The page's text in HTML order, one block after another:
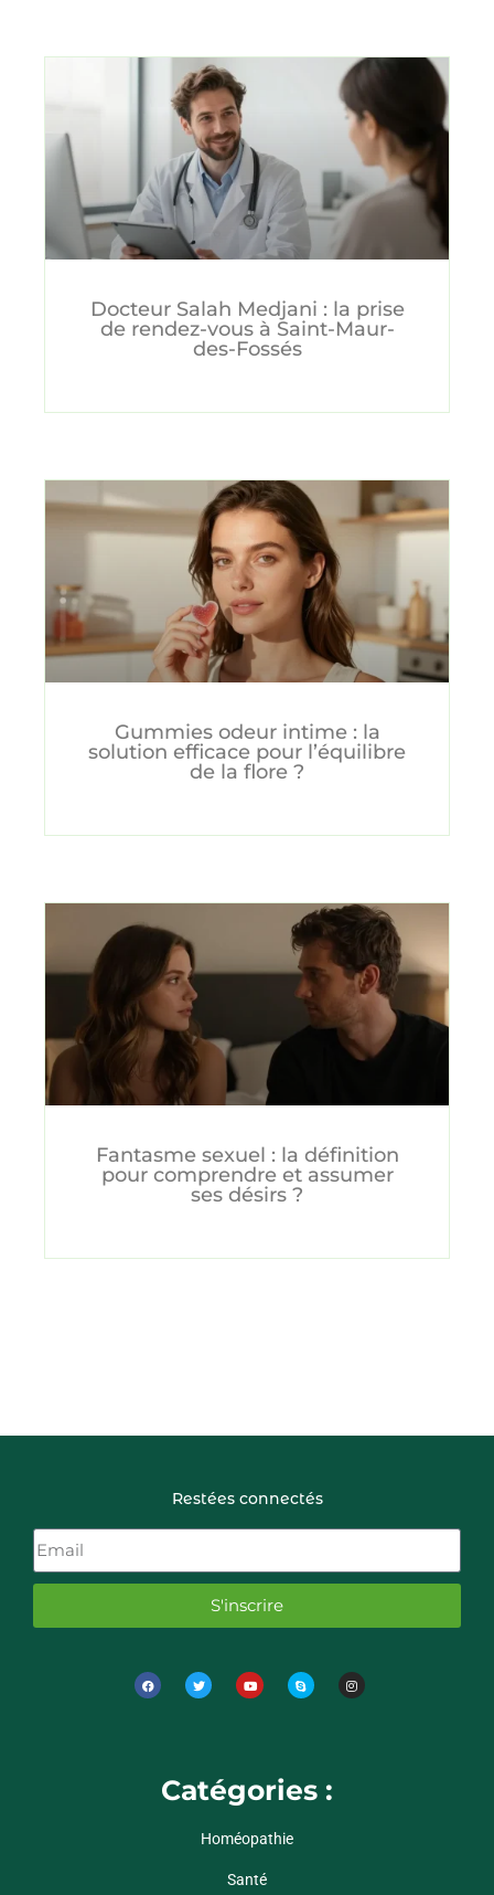
Docteur Salah Medjani : la prise
de rendez-vous à Saint-Maur-
des-Fossés
Gummies odeur intime : la
solution efficace pour l’équilibre
de la flore ?
Fantasme sexuel : la définition
pour comprendre et assumer
ses désirs ?
Restées connectés
S'inscrire
Catégories :
Homéopathie
Santé